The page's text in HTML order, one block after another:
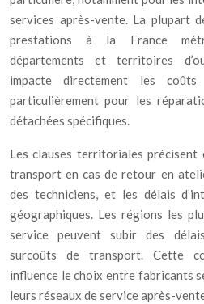
services après-vente. La plupart
prestations à la France
départements et territoires
impacte directement les
particulièrement pour les
détachées spécifiques.
Les clauses territoriales précisent
transport en cas de retour en
des techniciens, et les délais
géographiques. Les régions les
service peuvent subir des
surcoûts de transport. Cette
influence le choix entre fabricants
leurs réseaux de service après-